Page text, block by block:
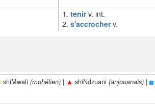
1. tenir v. int.
2. s'accrocher v.
shiMwali (mohélien) | ▲ shiNdzuani (anjouanais) |